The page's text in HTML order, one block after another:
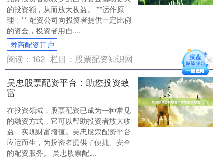
的投资额，从而放大收益。 **运作原
理：** 配资公司向投资者提供一定比例
的资金，投资者用自....
券商配资开户
阅读： 162 栏目： 股票配资知识网
吴忠股票配资平台：助您投资致
富
在投资领域，股票配资已成为一种常见
的融资方式，它可以帮助投资者放大收
益，实现财富增值。吴忠股票配资平台
应运而生，为投资者提供了便捷、安全
的配资服务。 吴忠股票配....